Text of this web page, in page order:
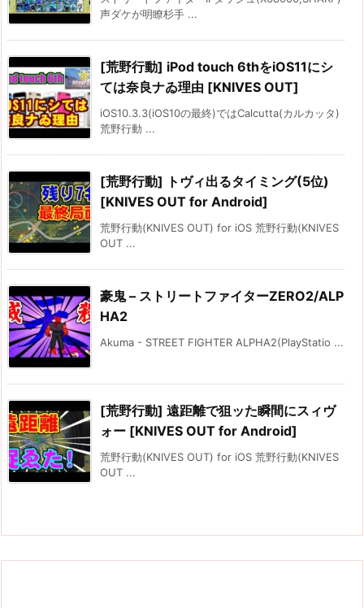
声ダケが明瞭杉手 ...
[荒野行動] iPod touch 6thをiOS11にシ
ては奈良ナゐ理由 [KNIVES OUT]
iOS10.3.3(iOS10の最終)ではCalcutta(カルカッタ)
荒野行動 ...
[荒野行動] トヴィ出るタイミング(5位)
[KNIVES OUT for Android]
荒野行動(KNIVES OUT) for iOS 荒野行動(KNIVES
OUT ...
豪鬼 – ストリートファイターZERO2/ALP
HA2
Akuma - STREET FIGHTER ALPHA2(PlayStatio ...
[荒野行動] 遠距離で狙ッた瞬間にスィヴ
ォー [KNIVES OUT for Android]
荒野行動(KNIVES OUT) for iOS 荒野行動(KNIVES
OUT ...